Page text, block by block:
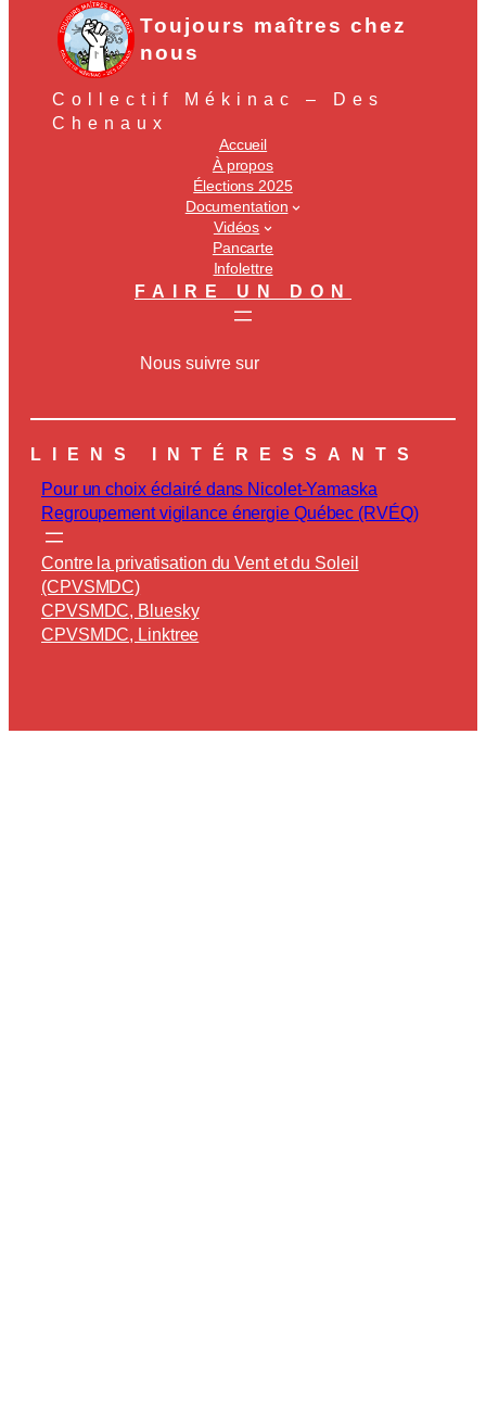
Toujours maîtres chez
nous
Collectif Mékinac – Des
Chenaux
Accueil
À propos
Élections 2025
Documentation
Vidéos
Pancarte
Infolettre
FAIRE UN DON
Nous suivre sur
LIENS INTÉRESSANTS
Pour un choix éclairé dans Nicolet-Yamaska
Regroupement vigilance énergie Québec (RVÉQ)
Contre la privatisation du Vent et du Soleil
(CPVSMDC)
CPVSMDC, Bluesky
CPVSMDC, Linktree